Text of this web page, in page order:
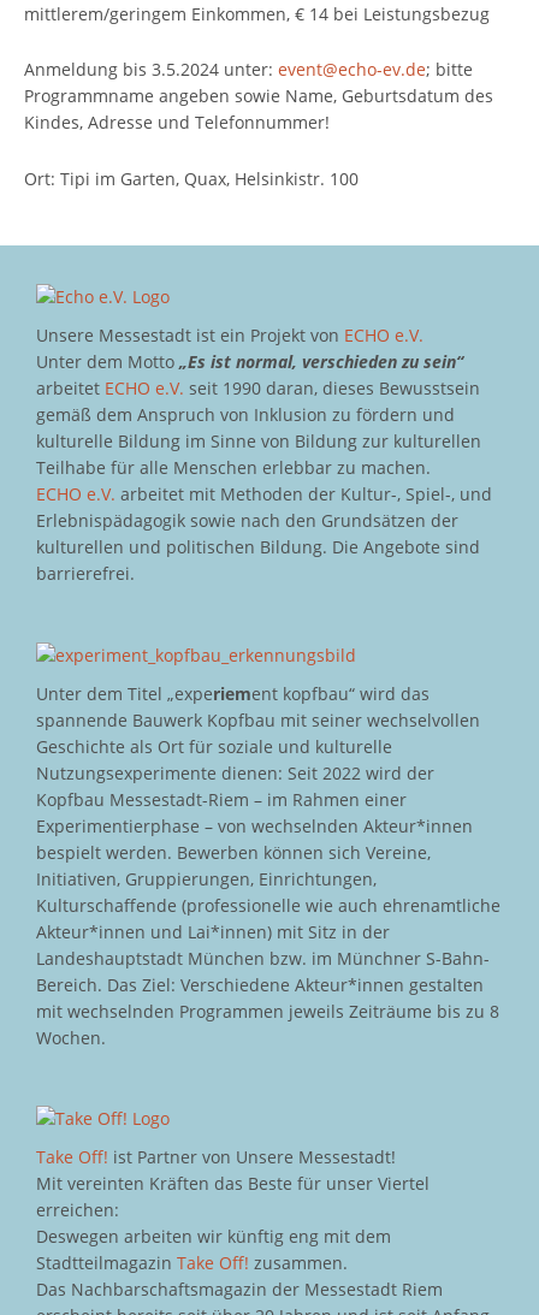
mittlerem/geringem Einkommen, € 14 bei Leistungsbezug
Anmeldung bis 3.5.2024 unter: event@echo-ev.de; bitte
Programmname angeben sowie Name, Geburtsdatum des
Kindes, Adresse und Telefonnummer!
Ort: Tipi im Garten, Quax, Helsinkistr. 100
Unsere Messestadt ist ein Projekt von ECHO e.V.
Unter dem Motto „Es ist normal, verschieden zu sein“
arbeitet ECHO e.V. seit 1990 daran, dieses Bewusstsein
gemäß dem Anspruch von Inklusion zu fördern und
kulturelle Bildung im Sinne von Bildung zur kulturellen
Teilhabe für alle Menschen erlebbar zu machen.
ECHO e.V. arbeitet mit Methoden der Kultur-, Spiel-, und
Erlebnispädagogik sowie nach den Grundsätzen der
kulturellen und politischen Bildung. Die Angebote sind
barrierefrei.
Unter dem Titel „experiement kopfbau“ wird das
spannende Bauwerk Kopfbau mit seiner wechselvollen
Geschichte als Ort für soziale und kulturelle
Nutzungsexperimente dienen: Seit 2022 wird der
Kopfbau Messestadt-Riem – im Rahmen einer
Experimentierphase – von wechselnden Akteur*innen
bespielt werden. Bewerben können sich Vereine,
Initiativen, Gruppierungen, Einrichtungen,
Kulturschaffende (professionelle wie auch ehrenamtliche
Akteur*innen und Lai*innen) mit Sitz in der
Landeshauptstadt München bzw. im Münchner S-Bahn-
Bereich. Das Ziel: Verschiedene Akteur*innen gestalten
mit wechselnden Programmen jeweils Zeiträume bis zu 8
Wochen.
Take Off! ist Partner von Unsere Messestadt!
Mit vereinten Kräften das Beste für unser Viertel
erreichen:
Deswegen arbeiten wir künftig eng mit dem
Stadtteilmagazin Take Off! zusammen.
Das Nachbarschaftsmagazin der Messestadt Riem